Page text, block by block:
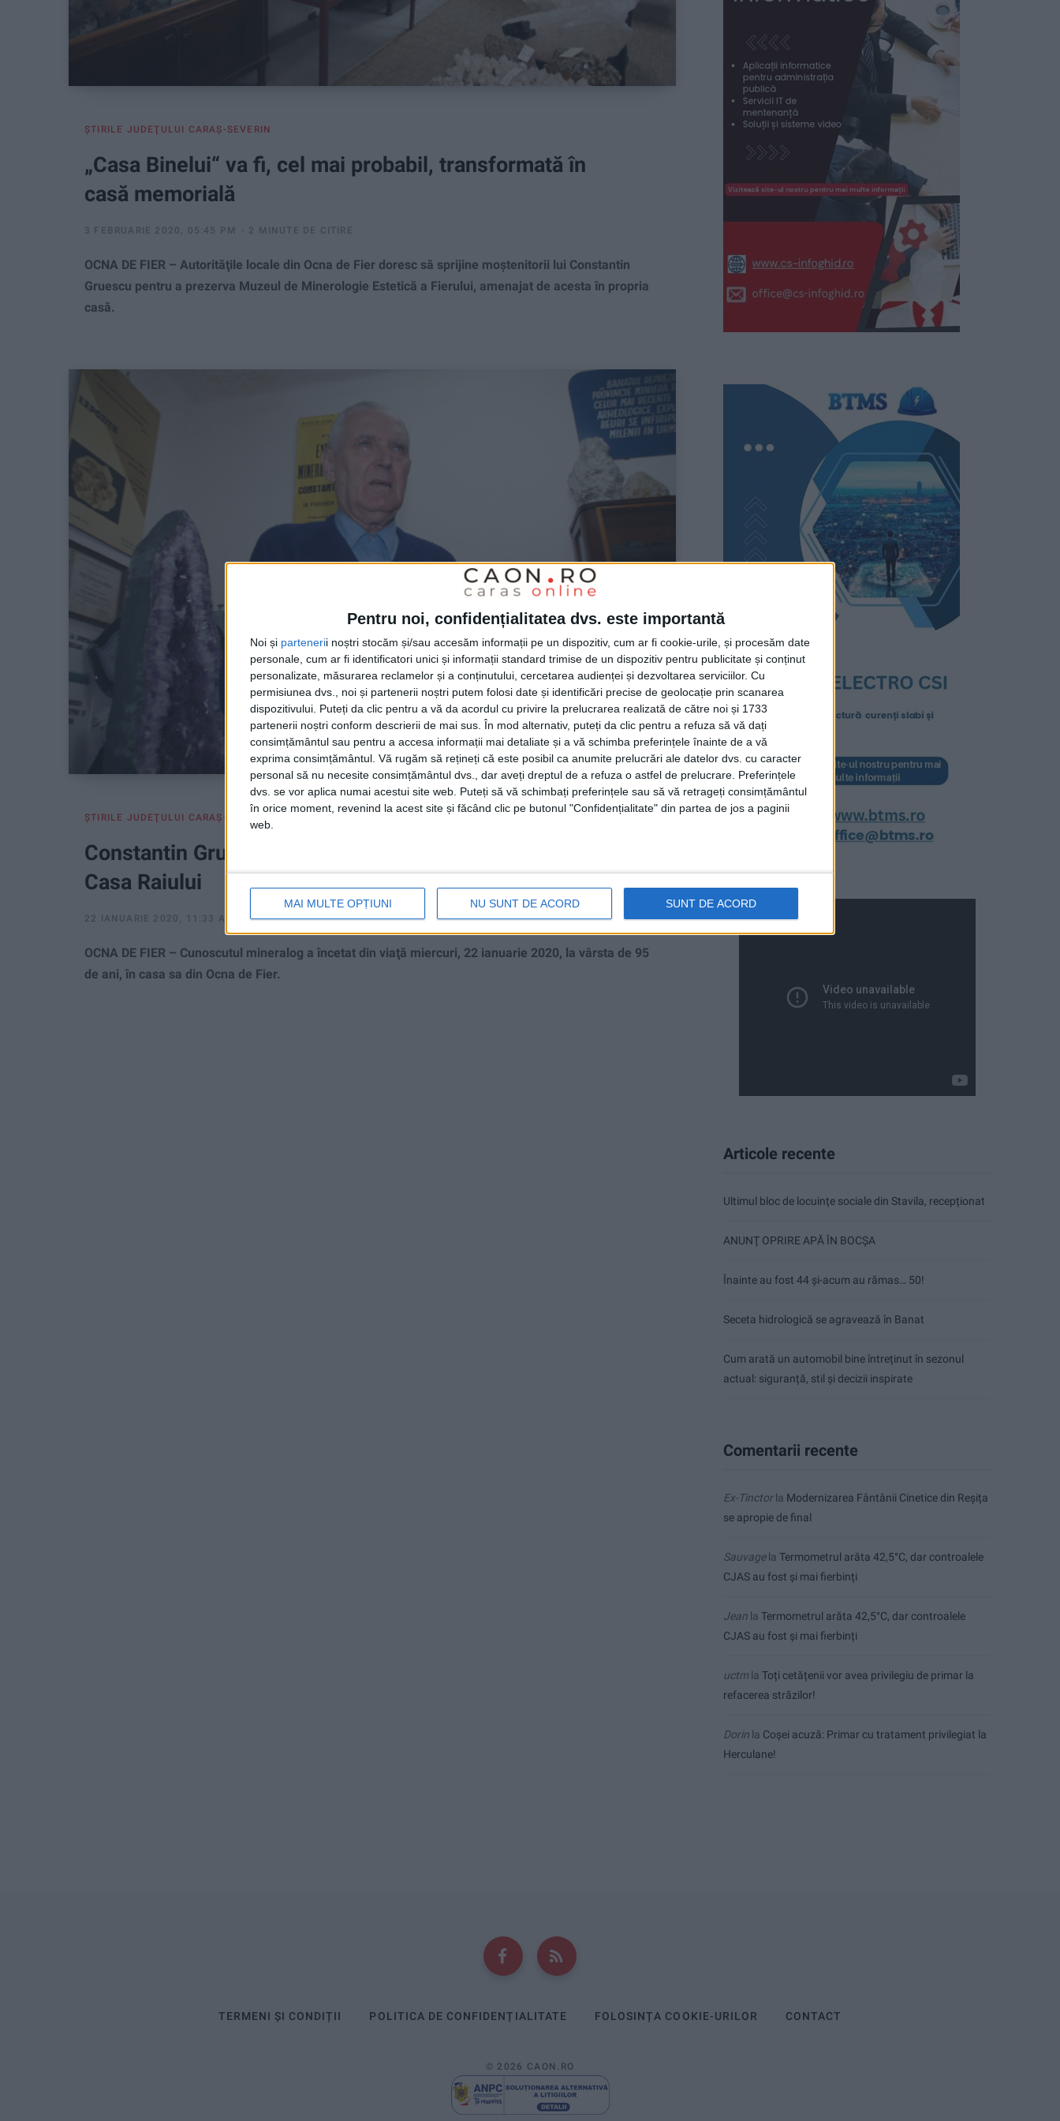
Pentru noi, confidențialitatea dvs. este importantă
Noi și partenerii noștri stocăm și/sau accesăm informații pe un dispozitiv, cum ar fi cookie-urile, și procesăm date
personale, cum ar fi identificatori unici și informații standard trimise de un dispozitiv pentru publicitate și conținut
personalizate, măsurarea reclamelor și a conținutului, cercetarea audienței și dezvoltarea serviciilor. Cu
permisiunea dvs., noi și partenerii noștri putem folosi date și identificări precise de geolocație prin scanarea
dispozitivului. Puteți da clic pentru a vă da acordul cu privire la prelucrarea realizată de către noi și 1733
partenerii noștri conform descrierii de mai sus. În mod alternativ, puteți da clic pentru a refuza să vă dați
consimțământul sau pentru a accesa informații mai detaliate și a vă schimba preferințele înainte de a vă
exprima consimțământul. Vă rugăm să rețineți că este posibil ca anumite prelucrări ale datelor dvs. cu caracter
personal să nu necesite consimțământul dvs., dar aveți dreptul de a refuza o astfel de prelucrare. Preferințele
dvs. se vor aplica numai acestui site web. Puteți să vă schimbați preferințele sau să vă retrageți consimțământul
în orice moment, revenind la acest site și făcând clic pe butonul "Confidențialitate" din partea de jos a paginii
web.
MAI MULTE OPȚIUNI NU SUNT DE ACORD SUNT DE ACORD
ŞTIRILE JUDEŢULUI CARAŞ-SEVERIN
„Casa Binelui“ va fi, cel mai probabil, transformată în
casă memorială
3 FEBRUARIE 2020, 05:45 PM 2 MINUTE DE CITIRE
OCNA DE FIER – Autorităţile locale din Ocna de Fier doresc să sprijine moştenitorii lui Constantin
Gruescu pentru a prezerva Muzeul de Minerologie Estetică a Fierului, amenajat de acesta în propria
casă.
ŞTIRILE JUDEŢULUI CARAŞ-SEVERIN
Constantin Gruescu a plecat din Casa Binelui spre
Casa Raiului
22 IANUARIE 2020, 11:33 AM 3 MINUTE DE CITIRE
OCNA DE FIER – Cunoscutul mineralog a încetat din viaţă miercuri, 22 ianuarie 2020, la vârsta de 95
de ani, în casa sa din Ocna de Fier.
Articole recente
Ultimul bloc de locuințe sociale din Stavila, recepționat
ANUNŢ OPRIRE APĂ ÎN BOCȘA
Înainte au fost 44 și-acum au rămas… 50!
Seceta hidrologică se agravează în Banat
Cum arată un automobil bine întreținut în sezonul
actual: siguranță, stil și decizii inspirate
Comentarii recente
Ex-Tinctorla Modernizarea Fântânii Cinetice din Reșița
se apropie de final
Sauvagela Termometrul arăta 42,5°C, dar controalele
CJAS au fost și mai fierbinți
Jean la Termometrul arăta 42,5°C, dar controalele
CJAS au fost și mai fierbinți
uctmla Toți cetățenii vor avea privilegiu de primar la
refacerea străzilor!
Dorin la Coșei acuză: Primar cu tratament privilegiat la
Herculane!
TERMENI ȘI CONDIȚII POLITICA DE CONFIDENȚIALITATE FOLOSINȚA COOKIE-URILOR CONTACT
© 2026 CAON.RO